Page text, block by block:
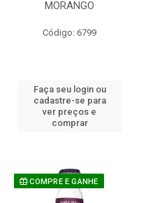
MORANGO
Código: 6799
Faça seu login ou
cadastre-se para
ver preços e
comprar
COMPRE E GANHE